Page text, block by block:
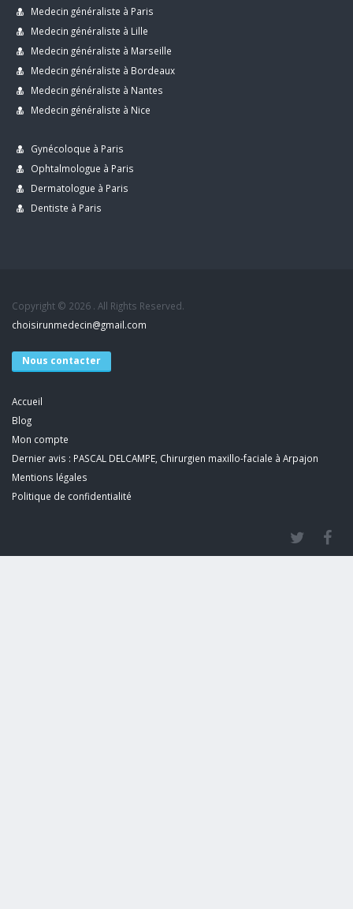
Medecin généraliste à Paris
Medecin généraliste à Lille
Medecin généraliste à Marseille
Medecin généraliste à Bordeaux
Medecin généraliste à Nantes
Medecin généraliste à Nice
Gynécoloque à Paris
Ophtalmologue à Paris
Dermatologue à Paris
Dentiste à Paris
Copyright © 2026 . All Rights Reserved.
choisirunmedecin@gmail.com
Nous contacter
Accueil
Blog
Mon compte
Dernier avis : PASCAL DELCAMPE, Chirurgien maxillo-faciale à Arpajon
Mentions légales
Politique de confidentialité